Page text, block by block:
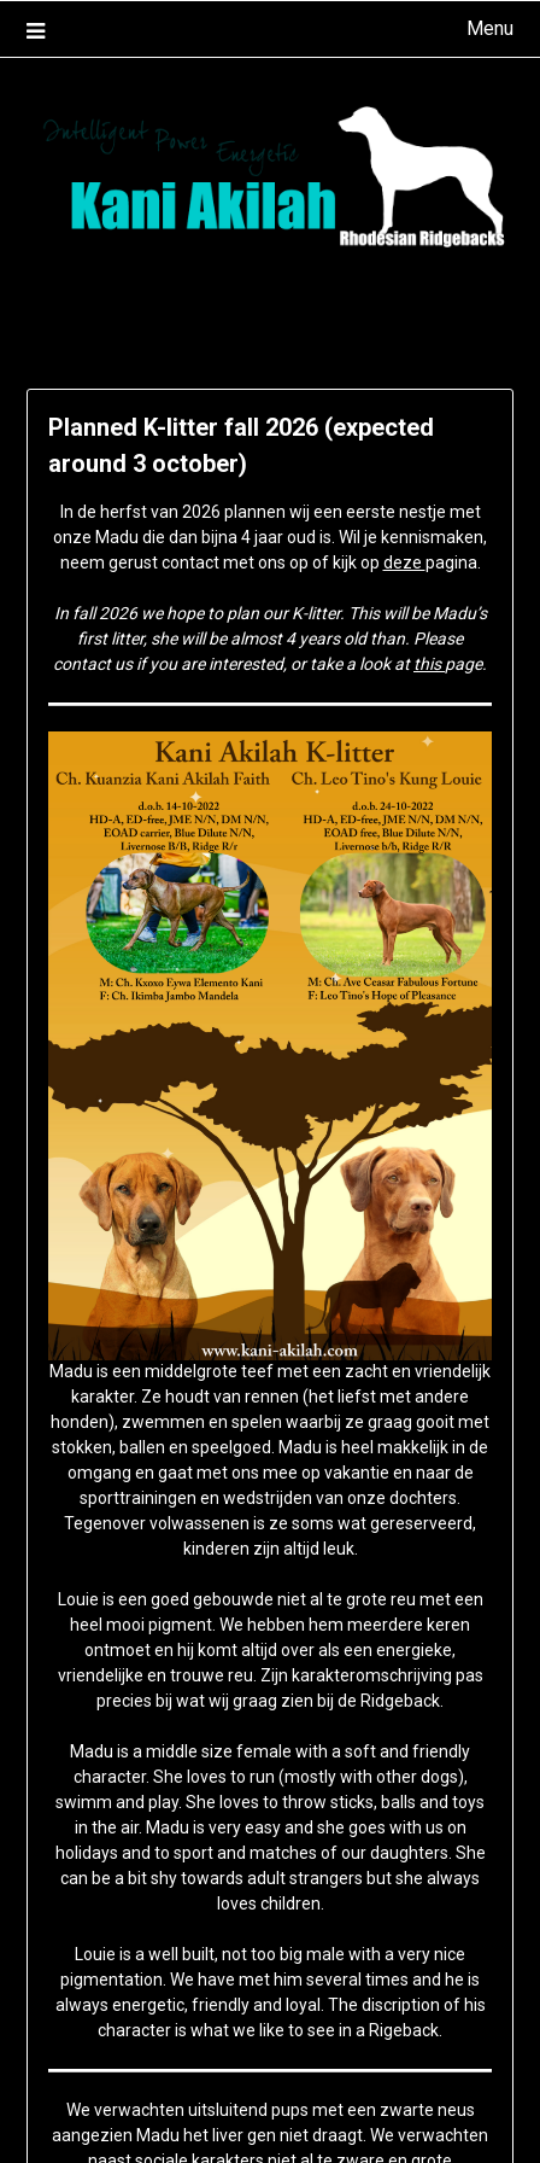
naar
Menu
Planned K-litter fall 2026 (expected
around 3 october)
In de herfst van 2026 plannen wij een eerste nestje met
onze Madu die dan bijna 4 jaar oud is. Wil je kennismaken,
neem gerust contact met ons op of kijk op deze pagina.
In fall 2026 we hope to plan our K-litter. This will be Madu’s
first litter, she will be almost 4 years old than. Please
contact us if you are interested, or take a look atthispage.
Madu is een middelgrote teef met een zacht en vriendelijk
karakter. Ze houdt van rennen (het liefst met andere
honden), zwemmen en spelen waarbij ze graag gooit met
stokken, ballen en speelgoed. Madu is heel makkelijk in de
omgang en gaat met ons mee op vakantie en naar de
sporttrainingen en wedstrijden van onze dochters.
Tegenover volwassenen is ze soms wat gereserveerd,
kinderen zijn altijd leuk.
Louie is een goed gebouwde niet al te grote reu met een
heel mooi pigment. We hebben hem meerdere keren
ontmoet en hij komt altijd over als een energieke,
vriendelijke en trouwe reu. Zijn karakteromschrijving pas
precies bij wat wij graag zien bij de Ridgeback.
Madu is a middle size female with a soft and friendly
character. She loves to run (mostly with other dogs),
swimm and play. She loves to throw sticks, balls and toys
in the air. Madu is very easy and she goes with us on
holidays and to sport and matches of our daughters. She
can be a bit shy towards adult strangers but she always
loves children.
Louie is a well built, not too big male with a very nice
pigmentation. We have met him several times and he is
always energetic, friendly and loyal. The discription of his
character is what we like to see in a Rigeback.
We verwachten uitsluitend pups met een zwarte neus
aangezien Madu het liver gen niet draagt. We verwachten